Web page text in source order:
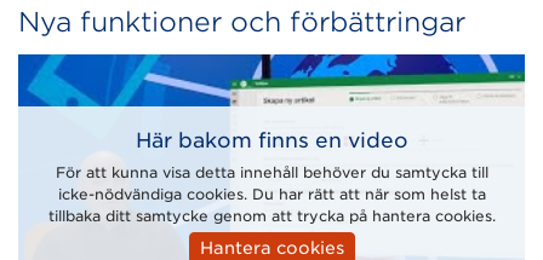
Nya funktioner och förbättringar
Här bakom finns en video
För att kunna visa detta innehåll behöver du samtycka till
icke-nödvändiga cookies. Du har rätt att när som helst ta
tillbaka ditt samtycke genom att trycka på hantera cookies.
Hantera cookies